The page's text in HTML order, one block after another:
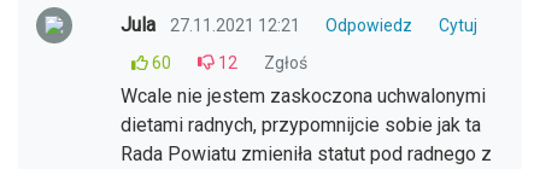
Jula 27.11.2021 12:21 Odpowiedz
Cytuj
60
12 Zgłoś
Wcale nie jestem zaskoczona uchwalonymi
dietami radnych, przypomnijcie sobie jak ta
Rada Powiatu zmieniła statut pod radnego z